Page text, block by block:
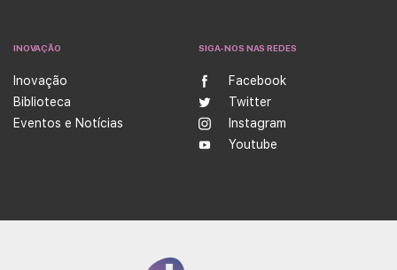
INOVAÇÃO
Inovação
Biblioteca
Eventos e Notícias
SIGA-NOS NAS REDES
Facebook
Twitter
Instagram
Youtube